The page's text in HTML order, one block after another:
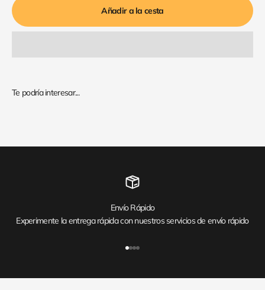
Añadir a la cesta
Envío Rápido
Experimente la entrega rápida con nuestros servicios de envío rápido